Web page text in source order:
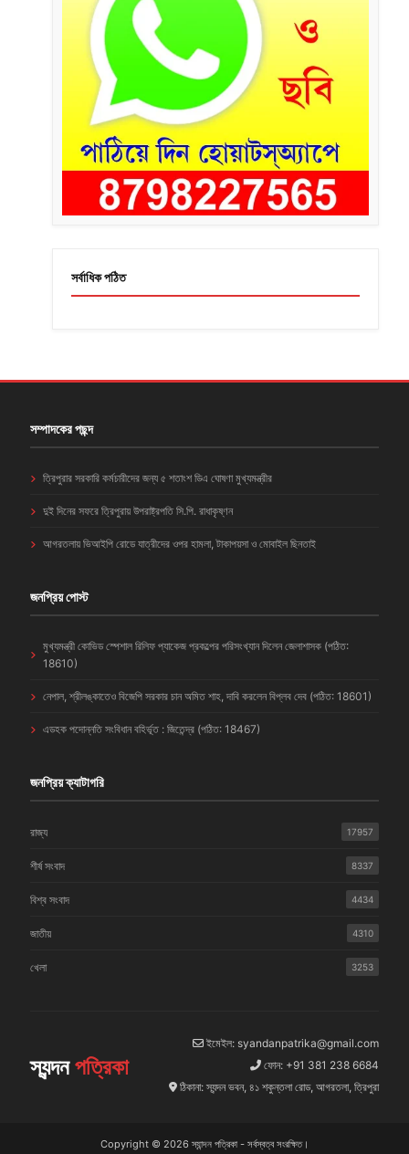
সর্বাধিক পঠিত
সম্পাদকের পছন্দ
ত্রিপুরার সরকারি কর্মচারীদের জন্য ৫ শতাংশ ডিএ ঘোষণা মুখ্যমন্ত্রীর
দুই দিনের সফরে ত্রিপুরায় উপরাষ্ট্রপতি সি.পি. রাধাকৃষ্ণন
আগরতলায় ভিআইপি রোডে যাত্রীদের ওপর হামলা, টাকাপয়সা ও মোবাইল ছিনতাই
জনপ্রিয় পোস্ট
মুখ্যমন্ত্রী কোভিড স্পেশাল রিলিফ প্যাকেজ প্রকল্পের পরিসংখ্যান দিলেন জেলাশাসক (পঠিত:
18610)
নেপাল, শ্রীলঙ্কাতেও বিজেপি সরকার চান অমিত শাহ, দাবি করলেন বিপ্লব দেব (পঠিত: 18601)
এডহক পদোন্নতি সংবিধান বহির্ভূত : জিতেন্দ্র (পঠিত: 18467)
জনপ্রিয় ক্যাটাগরি
রাজ্য 17957
শীর্ষ সংবাদ 8337
বিশ্ব সংবাদ 4434
জাতীয় 4310
খেলা 3253
স্যন্দনপত্রিকা
ইমেইল: syandanpatrika@gmail.com
ফোন: +91 381 238 6684
ঠিকানা: স্যন্দন ভবন, ৪১ শকুন্তলা রোড, আগরতলা, ত্রিপুরা
Copyright © 2026 স্যান্দন পত্রিকা - সর্বস্বত্ব সংরক্ষিত।